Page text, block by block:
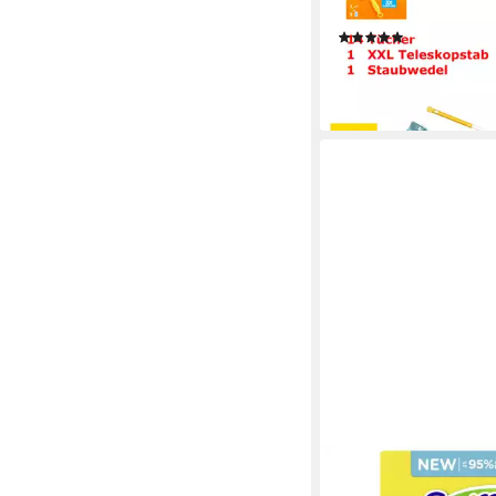
Reinigungstücher (3-
(2)
19,95 €
(6,65 €/ 1 Stk)
lieferbar - in 2-3
Staubwedel